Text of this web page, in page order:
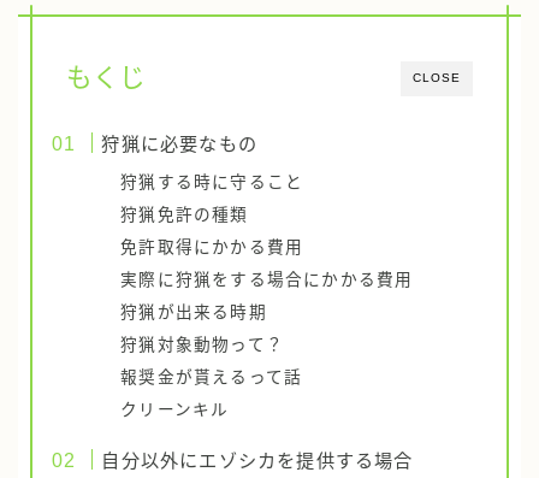
CLOSE
もくじ
狩猟に必要なもの
狩猟する時に守ること
狩猟免許の種類
免許取得にかかる費用
実際に狩猟をする場合にかかる費用
狩猟が出来る時期
狩猟対象動物って？
報奨金が貰えるって話
クリーンキル
自分以外にエゾシカを提供する場合